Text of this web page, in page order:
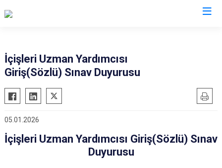
İçişleri Uzman Yardımcısı
Giriş(Sözlü) Sınav Duyurusu
05.01.2026
İçişleri Uzman Yardımcısı Giriş(Sözlü) Sınav
Duyurusu